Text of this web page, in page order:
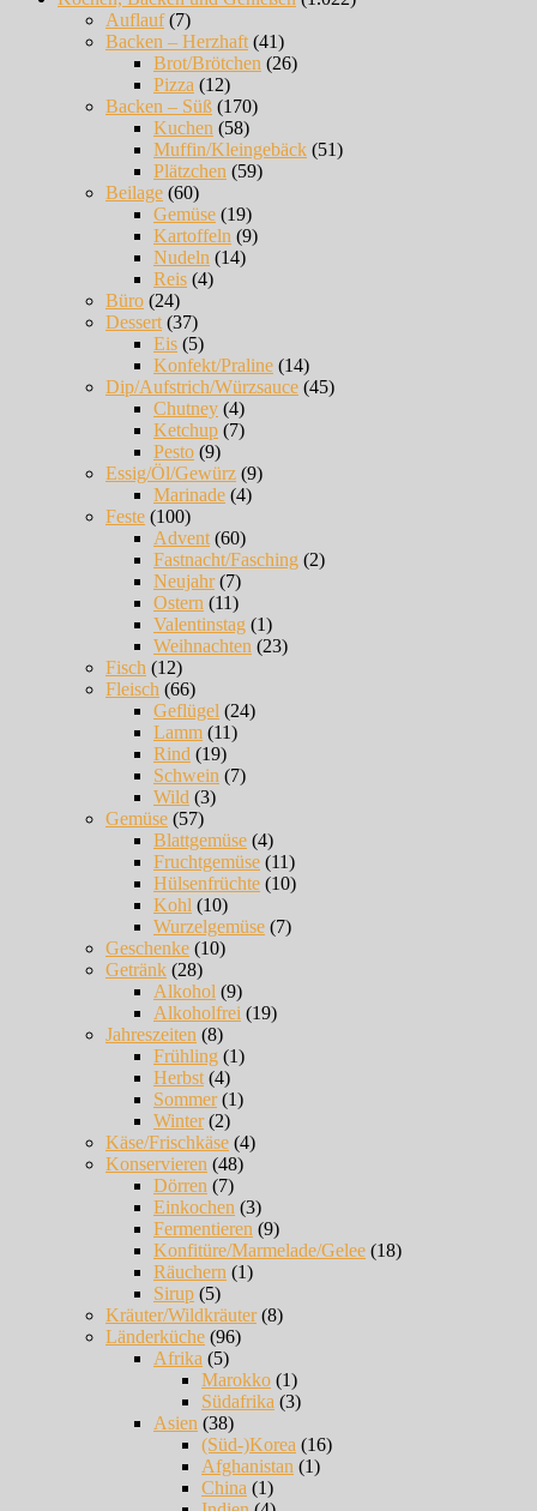
Auflauf(7)
Backen – Herzhaft (41)
Brot/Brötchen (26)
Pizza (12)
Backen – Süß (170)
Kuchen (58)
Muffin/Kleingebäck (51)
Plätzchen (59)
Beilage (60)
Gemüse (19)
Kartoffeln (9)
Nudeln (14)
Reis (4)
Büro (24)
Dessert (37)
Eis (5)
Konfekt/Praline (14)
Dip/Aufstrich/Würzsauce (45)
Chutney (4)
Ketchup (7)
Pesto (9)
Essig/Öl/Gewürz (9)
Marinade (4)
Feste (100)
Advent (60)
Fastnacht/Fasching (2)
Neujahr(7)
Ostern (11)
Valentinstag (1)
Weihnachten (23)
Fisch (12)
Fleisch (66)
Geflügel (24)
Lamm (11)
Rind (19)
Schwein (7)
Wild (3)
Gemüse (57)
Blattgemüse (4)
Fruchtgemüse (11)
Hülsenfrüchte (10)
Kohl (10)
Wurzelgemüse (7)
Geschenke (10)
Getränk (28)
Alkohol (9)
Alkoholfrei (19)
Jahreszeiten (8)
Frühling (1)
Herbst (4)
Sommer(1)
Winter(2)
Käse/Frischkäse (4)
Konservieren (48)
Dörren (7)
Einkochen (3)
Fermentieren (9)
Konfitüre/Marmelade/Gelee (18)
Räuchern (1)
Sirup (5)
Kräuter/Wildkräuter(8)
Länderküche (96)
Afrika (5)
Marokko (1)
Südafrika (3)
Asien (38)
(Süd-)Korea (16)
Afghanistan (1)
China (1)